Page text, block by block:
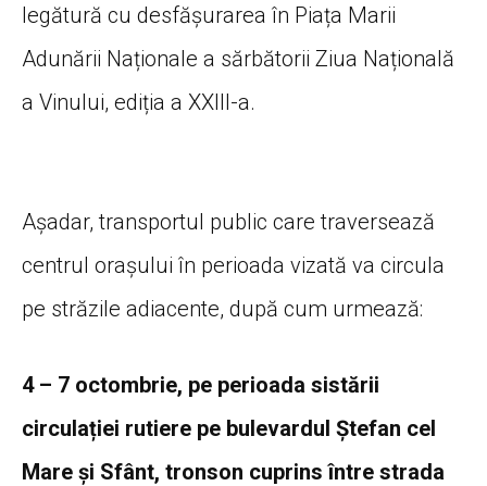
legătură cu desfășurarea în Piața Marii
Adunării Naționale a sărbătorii Ziua Națională
a Vinului, ediția a XXIII-a.
Așadar, transportul public care traversează
centrul orașului în perioada vizată va circula
pe străzile adiacente, după cum urmează:
4 – 7 octombrie, pe perioada sistării
circulației rutiere pe bulevardul Ștefan cel
Mare și Sfânt, tronson cuprins între strada